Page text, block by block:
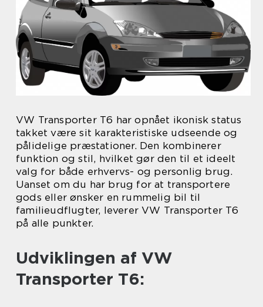
VW Transporter T6 har opnået ikonisk status
takket være sit karakteristiske udseende og
pålidelige præstationer. Den kombinerer
funktion og stil, hvilket gør den til et ideelt
valg for både erhvervs- og personlig brug.
Uanset om du har brug for at transportere
gods eller ønsker en rummelig bil til
familieudflugter, leverer VW Transporter T6
på alle punkter.
Udviklingen af VW
Transporter T6: